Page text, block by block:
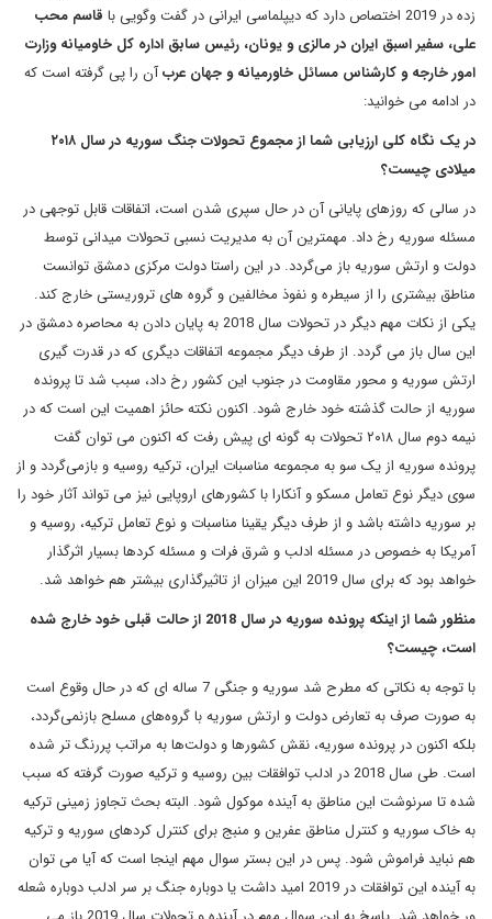
زده در 2019 اختصاص دارد که دیپلماسی ایرانی در گفت وگویی با
قاسم محب
علی، سفیر اسبق ایران در مالزی و یونان، رئیس سابق اداره کل خاومیانه وزارت
امور خارجه و کارشناس مسائل خاورمیانه و جهان عربآن را پی گرفته است که
در ادامه می خوانید:
در یک نگاه کلی ارزیابی شما از مجموع تحولات جنگ سوریه در سال ۲۰۱۸
میلادی چیست؟
در سالی که روزهای پایانی آن در حال سپری شدن است، اتفاقات قابل توجهی در
مسئله سوریه رخ داد. مهمترین آن به مدیریت نسبی تحولات میدانی توسط
دولت و ارتش سوریه باز می‌گردد. در این راستا دولت مرکزی دمشق توانست
مناطق بیشتری را از سیطره و نفوذ مخالفین و گروه های تروریستی خارج کند.
یکی از نکات مهم دیگر در تحولات سال 2018 به پایان دادن به محاصره دمشق در
این سال باز می گردد. از طرف دیگر مجموعه اتفاقات دیگری که در قدرت گیری
ارتش سوریه و محور مقاومت در جنوب این کشور رخ داد، سبب شد تا پرونده
سوریه از حالت گذشته خود خارج شود. اکنون نکته حائز اهمیت این است که در
نیمه دوم سال ۲۰۱۸ تحولات به گونه ای پیش رفت که اکنون می توان گفت
پرونده سوریه از یک سو به مجموعه مناسبات ایران، ترکیه روسیه و بازمی‌گردد و از
سوی دیگر نوع تعامل مسکو و آنکارا با کشورهای اروپایی نیز می تواند آثار خود را
بر سوریه داشته باشد و از طرف دیگر یقینا مناسبات و نوع تعامل ترکیه، روسیه و
آمریکا به خصوص در مسئله ادلب و شرق فرات و مسئله کردها بسیار اثرگذار
خواهد بود که برای سال 2019 این میزان از تاثیرگذاری بیشتر هم خواهد شد.
منظور شما از اینکه پرونده سوریه در سال 2018 از حالت قبلی خود خارج شده
است، چیست؟
با توجه به نکاتی که مطرح شد سوریه و جنگی 7 ساله ای که در حال وقوع است
به صورت صرف به تعارض دولت و ارتش سوریه با گروه‌های مسلح بازنمی‌گردد،
بلکه اکنون در پرونده سوریه، نقش کشورها و دولت‌ها به مراتب پررنگ تر شده
است. طی سال 2018 در ادلب توافقات بین روسیه و ترکیه صورت گرفته که سبب
شده تا سرنوشت این مناطق به آینده موکول شود. البته بحث تجاوز زمینی ترکیه
به خاک سوریه و کنترل مناطق عفرین و منبج برای کنترل کردهای سوریه و ترکیه
هم نباید فراموش شود. پس در این بستر سوال مهم اینجا است که آیا می توان
به آینده این توافقات در 2019 امید داشت یا دوباره جنگ بر سر ادلب دوباره شعله